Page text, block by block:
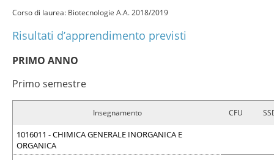
Corso di laurea: Biotecnologie A.A. 2018/2019
Risultati d’apprendimento previsti
PRIMO ANNO
Primo semestre
Insegnamento CFU
1016011 - CHIMICA GENERALE INORGANICA E
ORGANICA